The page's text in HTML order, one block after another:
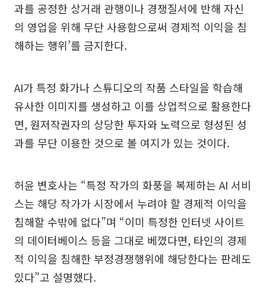
과를 공정한 상거래 관행이나 경쟁질서에 반해 자신
의 영업을 위해 무단 사용함으로써 경제적 이익을 침
해하는 행위’를 금지한다.
AI가 특정 화가나 스튜디오의 작품 스타일을 학습해
유사한 이미지를 생성하고 이를 상업적으로 활용한다
면, 원저작권자의 상당한 투자와 노력으로 형성된 성
과를 무단 이용한 것으로 볼 여지가 있는 것이다.
허윤 변호사는 “특정 작가의 화풍을 복제하는 AI 서비
스는 해당 작가가 시장에서 누려야 할 경제적 이익을
침해할 수밖에 없다”며 “이미 특정한 인터넷 사이트
의 데이터베이스 등을 그대로 베꼈다면, 타인의 경제
적 이익을 침해한 부정경쟁행위에 해당한다는 판례도
있다”고 설명했다.